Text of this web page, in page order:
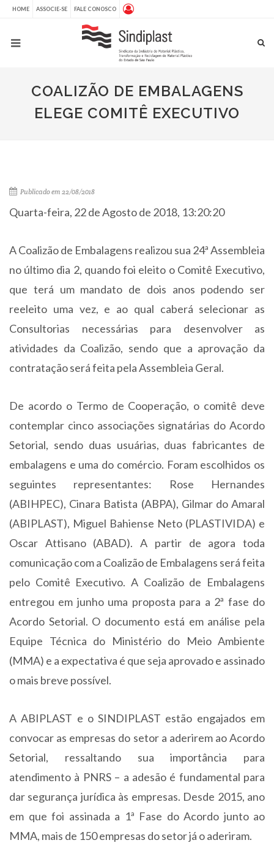
HOME ASSOCIE-SE FALE CONOSCO
COALIZÃO DE EMBALAGENS
ELEGE COMITÊ EXECUTIVO
Publicado em 22/08/2018
Quarta-feira, 22 de Agosto de 2018, 13:20:20
A Coalizão de Embalagens realizou sua 24ª Assembleia
no último dia 2, quando foi eleito o Comitê Executivo,
que terá um mandato de dois anos podendo ser
reeleito uma vez, e ao qual caberá selecionar as
Consultorias necessárias para desenvolver as
atividades da Coalizão, sendo que a aprovação da
contratação será feita pela Assembleia Geral.
De acordo o Termo de Cooperação, o comitê deve
contemplar cinco associações signatárias do Acordo
Setorial, sendo duas usuárias, duas fabricantes de
embalagens e uma do comércio. Foram escolhidos os
seguintes representantes: Rose Hernandes
(ABIHPEC), Cinara Batista (ABPA), Gilmar do Amaral
(ABIPLAST), Miguel Bahiense Neto (PLASTIVIDA) e
Oscar Attisano (ABAD). A partir de agora toda
comunicação com a Coalizão de Embalagens será feita
pelo Comitê Executivo. A Coalizão de Embalagens
entregou em junho uma proposta para a 2ª fase do
Acordo Setorial. O documento está em análise pela
Equipe Técnica do Ministério do Meio Ambiente
(MMA) e a expectativa é que seja aprovado e assinado
o mais breve possível.
A ABIPLAST e o SINDIPLAST estão engajados em
convocar as empresas do setor a aderirem ao Acordo
Setorial, ressaltando sua importância para
atendimento à PNRS – a adesão é fundamental para
dar segurança jurídica às empresas. Desde 2015, ano
em que foi assinada a 1ª Fase do Acordo junto ao
MMA, mais de 150 empresas do setor já o aderiram.